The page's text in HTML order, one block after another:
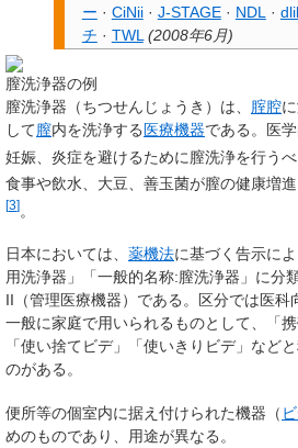
ー · CiNii · J-STAGE · NDL ·
チ · TWL (2008年6月)
膣洗浄器の例
膣洗浄器 （ちつせんじょうき）は、 腟腔
して膣内を洗浄する医療機器である。医
妊娠、炎症を避けるために膣洗浄を行うべ
食事や飲水、大豆、善玉菌が膣の健康増
[3]。
日本においては、 薬機法に基づく告示に
用洗浄器」「一般的名称:膣洗浄器」に分
II（管理医療機器）である。区分では医科
一般に家庭で用いられるものとして、「携
「使い捨てビデ」「使いきりビデ」など
のがある。
便所等の個室内に据え付けられた機器（
めのものであり、用途が異なる。